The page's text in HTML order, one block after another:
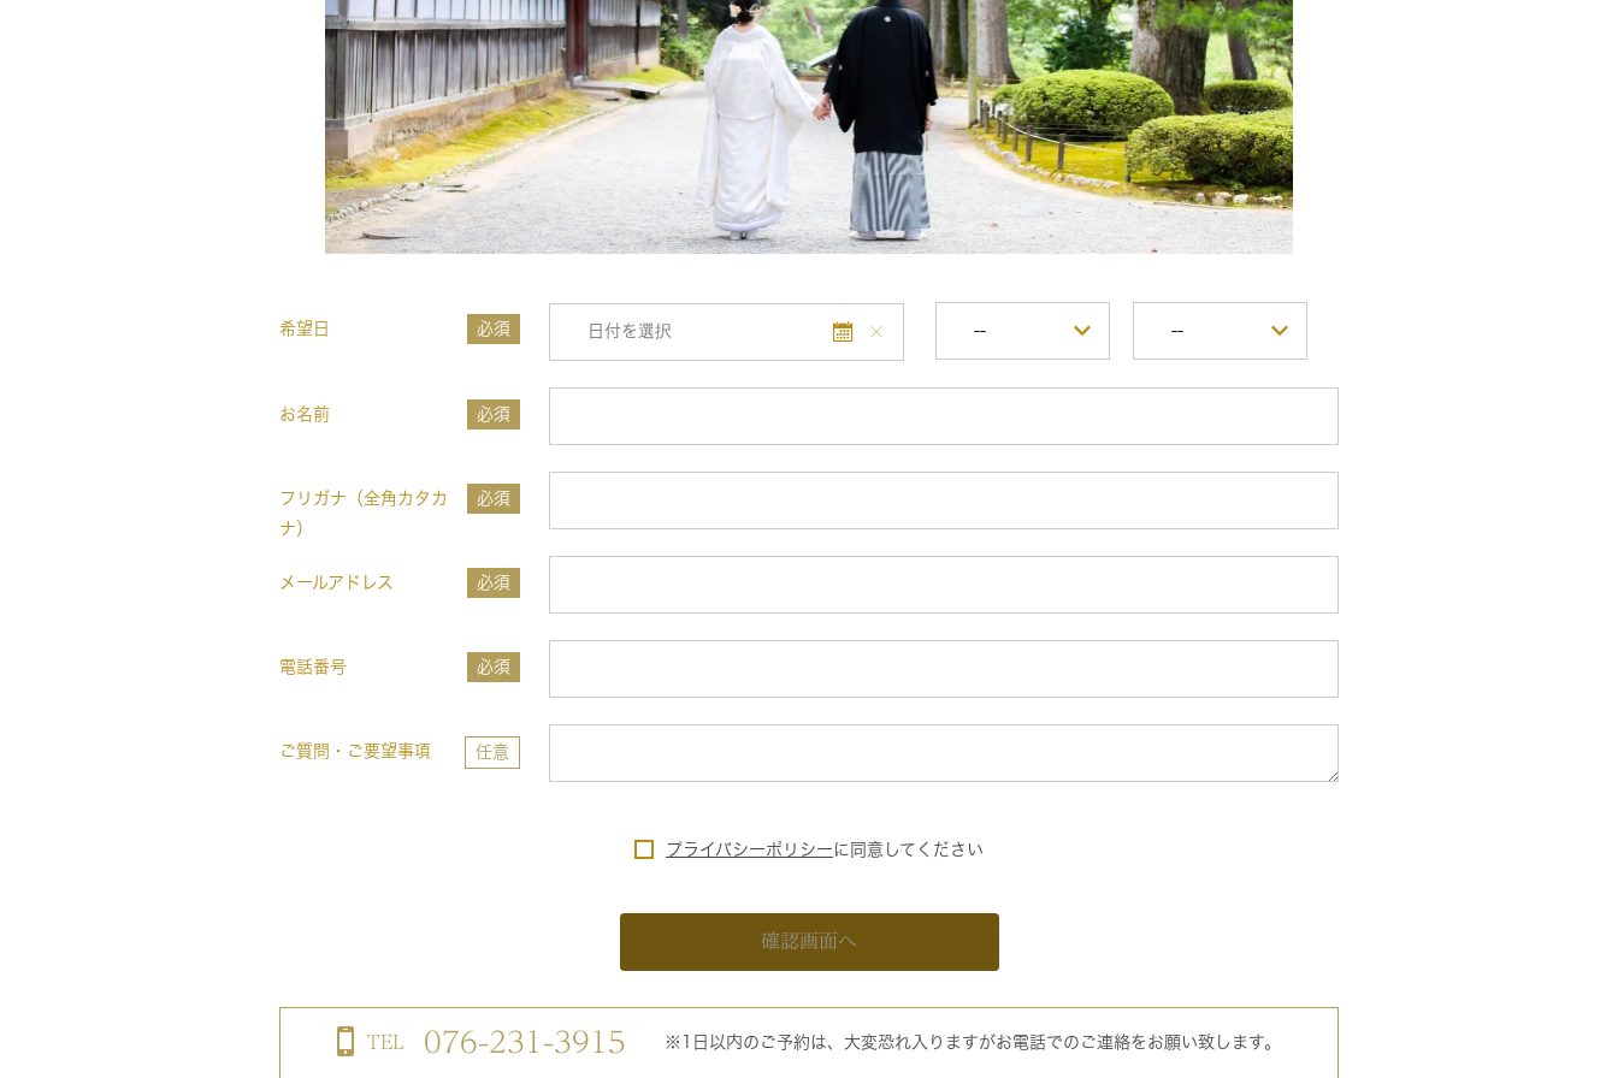
希望日 必須
お名前 必須
フリガナ（全角カタカ
ナ）
必須
メールアドレス 必須
電話番号 必須
ご質問・ご要望事項 任意
プライバシーポリシー に 同意してください
確認画面へ
TEL 076-231-3915 ※1日以内のご予約は、大変恐れ入りますがお電話でのご連絡をお願い致します。